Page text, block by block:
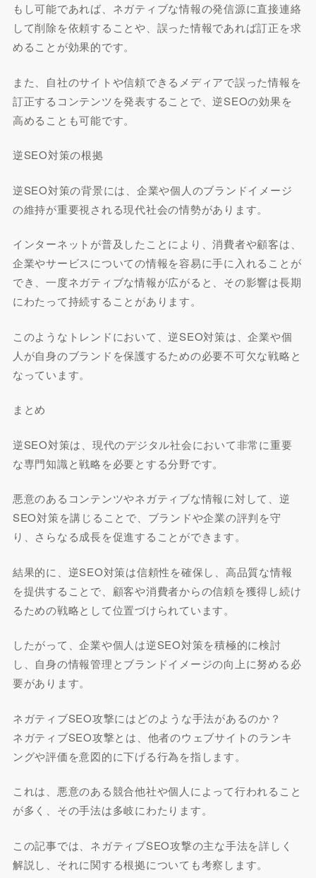
もし可能であれば、ネガティブな情報の発信源に直接連絡
して削除を依頼することや、誤った情報であれば訂正を求
めることが効果的です。
また、自社のサイトや信頼できるメディアで誤った情報を
訂正するコンテンツを発表することで、逆SEOの効果を
高めることも可能です。
逆SEO対策の根拠
逆SEO対策の背景には、企業や個人のブランドイメージ
の維持が重要視される現代社会の情勢があります。
インターネットが普及したことにより、消費者や顧客は、
企業やサービスについての情報を容易に手に入れることが
でき、一度ネガティブな情報が広がると、その影響は長期
にわたって持続することがあります。
このようなトレンドにおいて、逆SEO対策は、企業や個
人が自身のブランドを保護するための必要不可欠な戦略と
なっています。
まとめ
逆SEO対策は、現代のデジタル社会において非常に重要
な専門知識と戦略を必要とする分野です。
悪意のあるコンテンツやネガティブな情報に対して、逆
SEO対策を講じることで、ブランドや企業の評判を守
り、さらなる成長を促進することができます。
結果的に、逆SEO対策は信頼性を確保し、高品質な情報
を提供することで、顧客や消費者からの信頼を獲得し続け
るための戦略として位置づけられています。
したがって、企業や個人は逆SEO対策を積極的に検討
し、自身の情報管理とブランドイメージの向上に努める必
要があります。
ネガティブSEO攻撃にはどのような手法があるのか？
ネガティブSEO攻撃とは、他者のウェブサイトのランキ
ングや評価を意図的に下げる行為を指します。
これは、悪意のある競合他社や個人によって行われること
が多く、その手法は多岐にわたります。
この記事では、ネガティブSEO攻撃の主な手法を詳しく
解説し、それに関する根拠についても考察します。